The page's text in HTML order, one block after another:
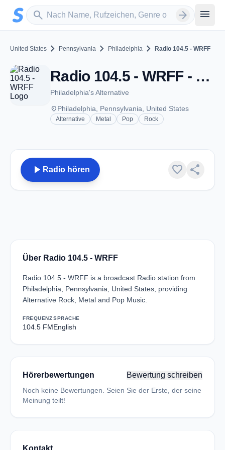
Zum Hauptinhalt springen
search
Sender suchen arrow_forward menu
United States chevron_right Pennsylvania chevron_right Philadelphia chevron_right Radio 104.5 - WRFF
Radio 104.5 - WRFF - FM 104.5 - Philadelphia, PA
Philadelphia's Alternative
placePhiladelphia, Pennsylvania, United States
Alternative Metal Pop Rock
play_arrow Radio hören favorite share
Über Radio 104.5 - WRFF
Radio 104.5 - WRFF is a broadcast Radio station from
Philadelphia, Pennsylvania, United States, providing
Alternative Rock, Metal and Pop Music.
FREQUENZ
104.5 FM
SPRACHE
English
Hörerbewertungen Bewertung schreiben
Noch keine Bewertungen. Seien Sie der Erste, der seine
Meinung teilt!
Kontakt